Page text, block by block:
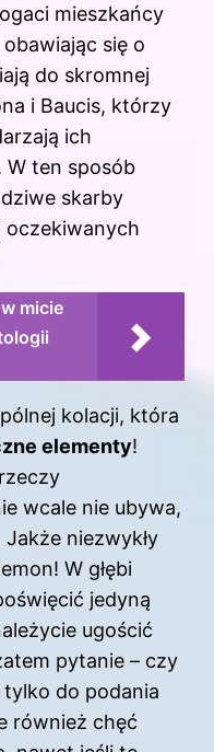
mieszkańcy
się o
do skromnej
i Baucis, którzy
ich
W ten sposób
skarby
oczekiwanych
micie
kolacji, która
elementy!
wcale nie ubywa,
niezwykły
W głębi
jedyną
ugościć
pytanie – czy
do podania
również chęć